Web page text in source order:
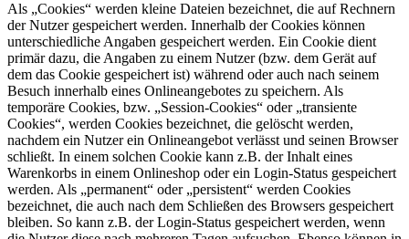
Als „Cookies“ werden kleine Dateien bezeichnet, die auf Rechnern
der Nutzer gespeichert werden. Innerhalb der Cookies können
unterschiedliche Angaben gespeichert werden. Ein Cookie dient
primär dazu, die Angaben zu einem Nutzer (bzw. dem Gerät auf
dem das Cookie gespeichert ist) während oder auch nach seinem
Besuch innerhalb eines Onlineangebotes zu speichern. Als
temporäre Cookies, bzw. „Session-Cookies“ oder „transiente
Cookies“, werden Cookies bezeichnet, die gelöscht werden,
nachdem ein Nutzer ein Onlineangebot verlässt und seinen Browser
schließt. In einem solchen Cookie kann z.B. der Inhalt eines
Warenkorbs in einem Onlineshop oder ein Login-Status gespeichert
werden. Als „permanent“ oder „persistent“ werden Cookies
bezeichnet, die auch nach dem Schließen des Browsers gespeichert
bleiben. So kann z.B. der Login-Status gespeichert werden, wenn